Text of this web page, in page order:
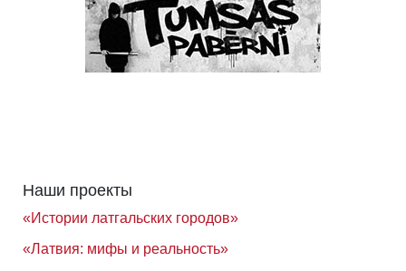
Наши проекты
«Истории латгальских городов»
«Латвия: мифы и реальность»